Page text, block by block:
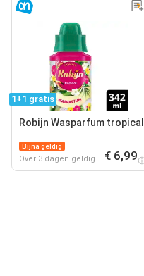
1+1 gratis
Robijn Wasparfum tropical
Bijna geldig
Over 3 dagen geldig € 6,99